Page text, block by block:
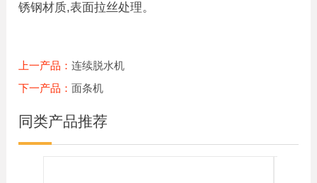
锈钢材质,表面拉丝处理。
上一产品：连续脱水机
下一产品：面条机
同类产品推荐